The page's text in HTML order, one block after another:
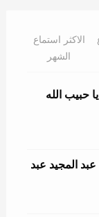
الاكثر استماع
الشهر
حبيب الله
المجيد عبد